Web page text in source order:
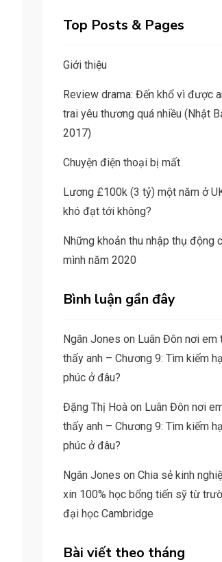
Top Posts & Pages
Giới thiệu
Review drama: Đến khổ vì được
trai yêu thương quá nhiều (Nhật
2017)
Chuyện điện thoại bị mất
Lương £100k (3 tỷ) một năm ở
khó đạt tới không?
Những khoản thu nhập thụ động
mình năm 2020
Bình luận gần đây
Ngân Jones on Luân Đôn nơi em
thấy anh – Chương 9: Tìm kiếm
phúc ở đâu?
Đặng Thị Hoàon Luân Đôn nơi
thấy anh – Chương 9: Tìm kiếm
phúc ở đâu?
Ngân Jones on Chia sẻ kinh
xin 100% học bổng tiến sỹ từ
đại học Cambridge
Bài viết theo tháng